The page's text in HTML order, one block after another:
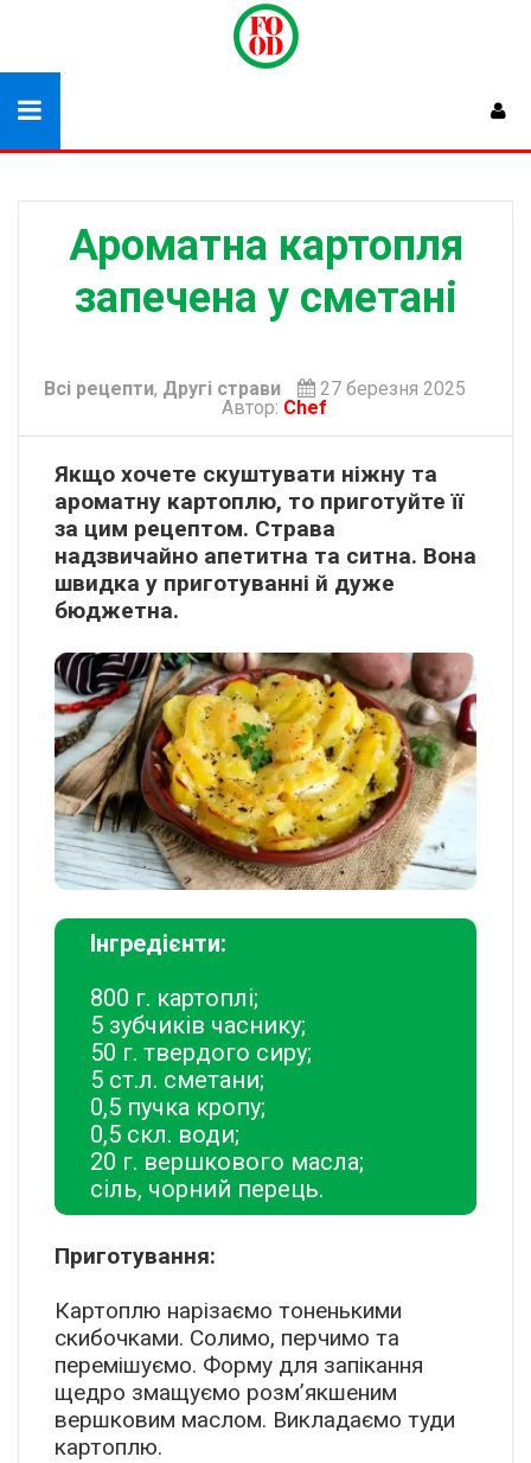
Ароматна картопля
запечена у сметані
Всі рецепти, Другі страви
27 березня 2025
Автор: Chef
Якщо хочете скуштувати ніжну та
ароматну картоплю, то приготуйте її
за цим рецептом. Страва
надзвичайно апетитна та ситна. Вона
швидка у приготуванні й дуже
бюджетна.
Інгредієнти:
800 г. картоплі;
5 зубчиків часнику;
50 г. твердого сиру;
5 ст.л. сметани;
0,5 пучка кропу;
0,5 скл. води;
20 г. вершкового масла;
сіль, чорний перець.
Приготування:
Картоплю нарізаємо тоненькими
скибочками. Солимо, перчимо та
перемішуємо. Форму для запікання
щедро змащуємо розм’якшеним
вершковим маслом. Викладаємо туди
картоплю.